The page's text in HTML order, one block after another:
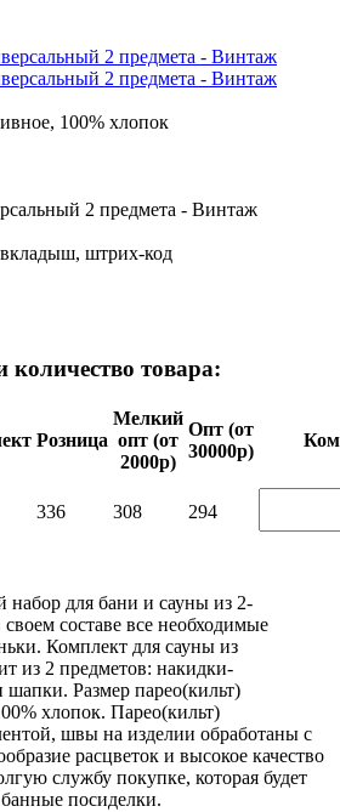
100% хлопок
2 предмета - Винтаж
штрих-код
количество товара:
Розница
Мелкий
опт (от
2000р)
Опт (от
30000р)
336 308 294
для бани и сауны из 2-
составе все необходимые
Комплект для сауны из
из 2 предметов: накидки-
шапки. Размер парео(кильт)
хлопок. Парео(кильт)
швы на изделии обработаны с
расцветок и высокое качество
службу покупке, которая будет
банные посиделки.